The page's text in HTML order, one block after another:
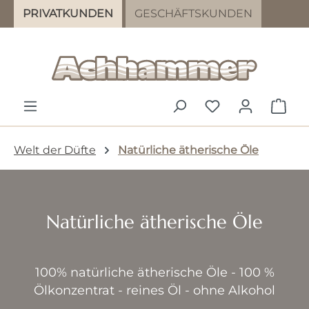
Zum Hauptinhalt springen
PRIVATKUNDEN GESCHÄFTSKUNDEN
DU HAST 0
Welt der Düfte Natürliche ätherische Öle
Natürliche ätherische Öle
100% natürliche ätherische Öle - 100 %
Ölkonzentrat - reines Öl - ohne Alkohol